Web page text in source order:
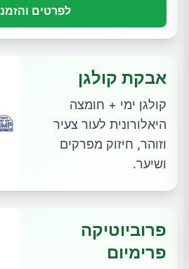
לפרטים
אבקת קולגן
קולגן ימי + חומצה
היאלורונית לעור צעיר
וזוהר, חיזוק מפרקים
ושיער.
פרוביוטיקה
פרימיום